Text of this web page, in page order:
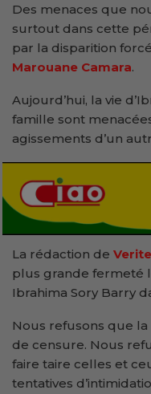
Des menaces que
surtout dans cette
par la disparition
Marouane Camara.
Aujourd’hui, la vie
famille sont
agissements d’un
La rédaction de
plus grande fermeté
Ibrahima Sory Barry
Nous refusons que
de censure. Nous
faire taire celles et
tentatives